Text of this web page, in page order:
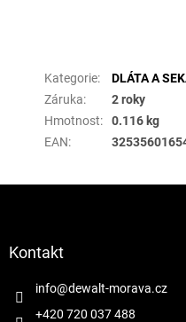
Kategorie:
DLÁTA A
Záruka:
2 roky
Hmotnost:
0.116 kg
EAN:
Kontakt
info@dewalt-morava.cz
+420 720 037 488